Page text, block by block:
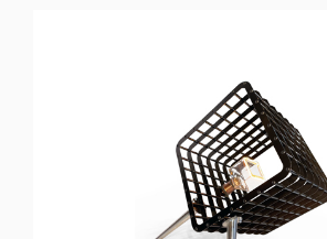
BULLDOG
Floor Lamp